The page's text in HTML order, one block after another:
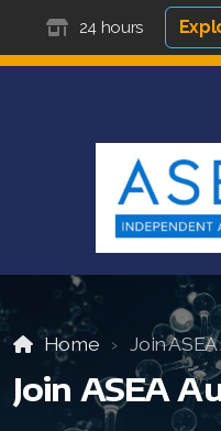
24 hours
Home Join
Join ASEA